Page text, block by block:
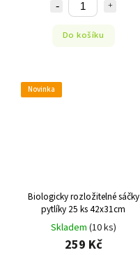
Do košíku
Novinka
Biologicky rozložitelné sáčky
pytlíky 25 ks 42x31cm
Skladem (10 ks)
259 Kč